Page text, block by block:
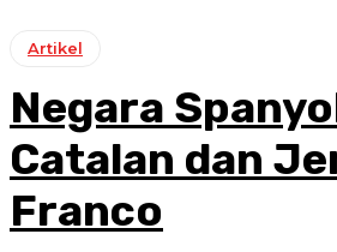
Artikel
Negara
Catalan dan
Franco